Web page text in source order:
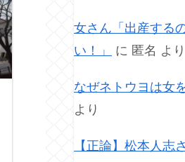
女さん「出産する
い！」
に 匿名 より
なぜネトウヨは女
より
【正論】松本人志